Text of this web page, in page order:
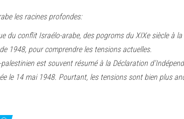
les racines profondes:
du conflit Israélo-arabe, des pogroms du XIXe siècle à
1948, pour comprendre les tensions actuelles.
est souvent résumé à la Déclaration
le 14 mai 1948. Pourtant, les tensions sont bien plus